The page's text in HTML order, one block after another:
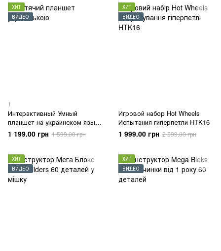
ХИТ
ВИДЕО
1
Интерактивный Умный
планшет на украинском языке
Smart stages
1 199.00 грн 1 599.00 грн
ХИТ
ВИДЕО
Игровой набор Hot Wheels
Испытания гиперпетли HTK16
1 999.00 грн 2 599.00 грн
ХИТ
ВИДЕО
ХИТ
ВИДЕО